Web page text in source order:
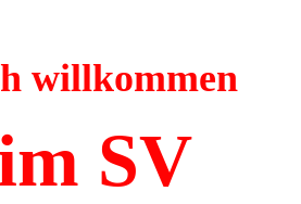
willkommen
SV